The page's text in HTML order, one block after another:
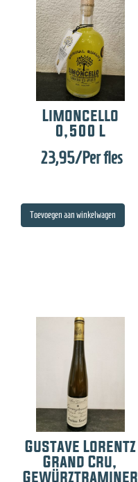
Limoncello
0,500 L
23,95/Per fles
Toevoegen aan winkelwagen
Gustave Lorentz
Grand Cru,
Gewürztraminer